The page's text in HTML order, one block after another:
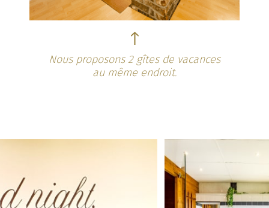
Nous proposons 2 gîtes de vacances
au même endroit.